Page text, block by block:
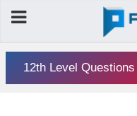
12th Level Questions